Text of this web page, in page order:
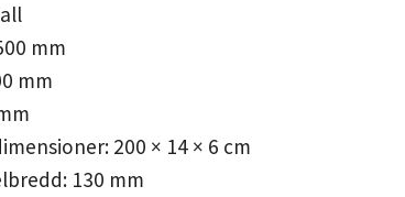
mm
mm
200 × 14 × 6 cm
130 mm